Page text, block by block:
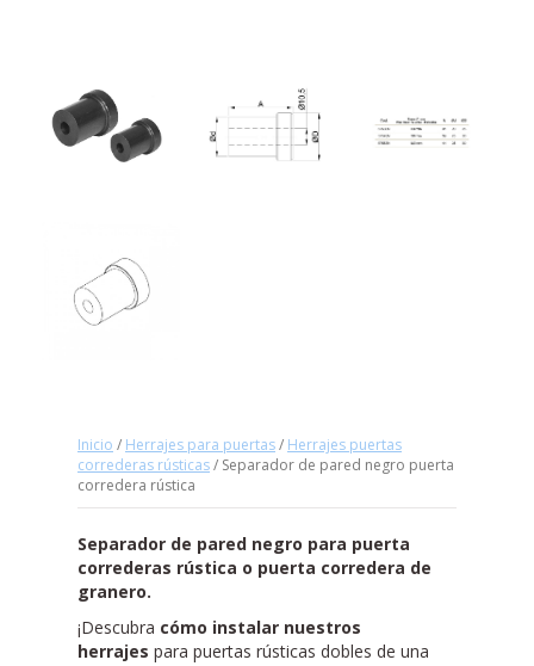
Inicio / Herrajes para puertas/ Herrajes puertas
correderas rústicas/ Separador de pared negro puerta
corredera rústica
Separador de pared negro para puerta
correderas rústica o puerta corredera de
granero.
¡Descubra cómo instalar nuestros
herrajes para puertas rústicas dobles de una